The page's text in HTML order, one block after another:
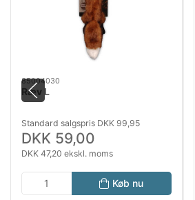
85004030
Ræv L
Standard salgspris DKK 99,95
DKK 59,00
DKK 47,20 ekskl. moms
Køb nu